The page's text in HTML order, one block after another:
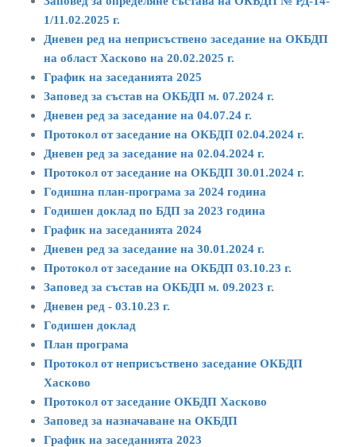
1/11.02.2025 г.
Дневен ред на неприсъствено заседание на ОКБДП
на област Хасково на 20.02.2025 г.
График на заседанията 2025
Заповед за състав на ОКБДП м. 07.2024 г.
Дневен ред за заседание на 04.07.24 г.
Протокол от заседание на ОКБДП 02.04.2024 г.
Дневен ред за заседание на 02.04.2024 г.
Протокол от заседание на ОКБДП 30.01.2024 г.
Годишна план-програма за 2024 година
Годишен доклад по БДП за 2023 година
График на заседанията 2024
Дневен ред за заседание на 30.01.2024 г.
Протокол от заседание на ОКБДП 03.10.23 г.
Заповед за състав на ОКБДП м. 09.2023 г.
Дневен ред - 03.10.23 г.
Годишен доклад
План програма
Протокол от неприсъствено заседание ОКБДП
Хасково
Протокол от заседание ОКБДП Хасково
Заповед за назначаване на ОКБДП
График на заседанията 2023